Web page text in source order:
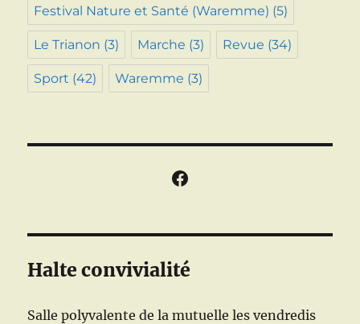
Festival Nature et Santé (Waremme) (5)
Le Trianon (3) Marche (3) Revue (34)
Sport (42) Waremme (3)
Facebook
Halte convivialité
Salle polyvalente de la mutuelle les vendredis